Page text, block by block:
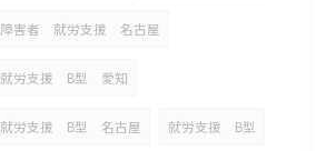
障害者 就労支援 名古屋
就労支援 B型 愛知
就労支援 B型 名古屋 就労支援 B型